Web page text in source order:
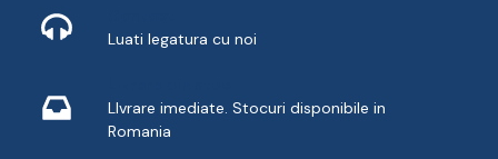
Luati legatura cu noi
LIvrare imediate. Stocuri disponibile in
Romania